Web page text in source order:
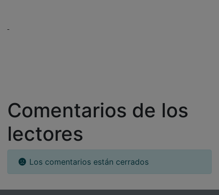
Comentarios de los
lectores
Los comentarios están cerrados